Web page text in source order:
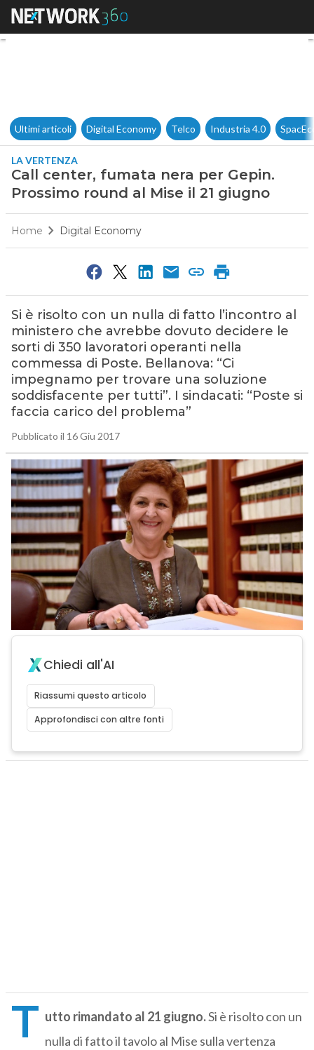
Call center, fumata nera per
Ultimi articoli Digital Economy Telco Industria 4.0
LA VERTENZA
Call center, fumata nera per Gepin.
Prossimo round al Mise il 21 giugno
Home Digital Economy
Si è risolto con un nulla di fatto l’incontro al
ministero che avrebbe dovuto decidere le
sorti di 350 lavoratori operanti nella
commessa di Poste. Bellanova: “Ci
impegnamo per trovare una soluzione
soddisfacente per tutti”. I sindacati: “Poste si
faccia carico del problema”
Pubblicato il 16 Giu 2017
Chiedi all'AI
Riassumi questo articolo
Approfondisci con altre fonti
T utto rimandato al 21 giugno.Si è risolto con un
nulla di fatto il tavolo al Mise sulla vertenza